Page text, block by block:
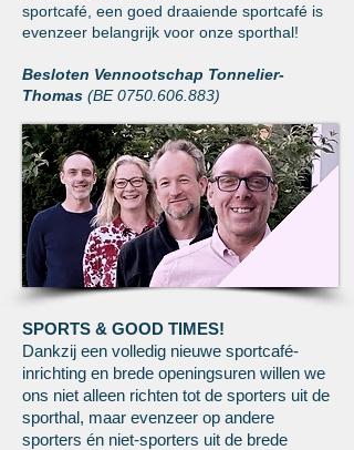
sportcafé, een goed draaiende sportcafé is
evenzeer belangrijk voor onze sporthal!
Besloten Vennootschap Tonnelier-
Thomas (BE0750.606.883)
SPORTS & GOOD TIMES!
Dankzij een volledig nieuwe sportcafé-
inrichting en brede openingsuren willen we
ons niet alleen richten tot de sporters uit de
sporthal, maar evenzeer op andere
sporters én niet-sporters uit de brede